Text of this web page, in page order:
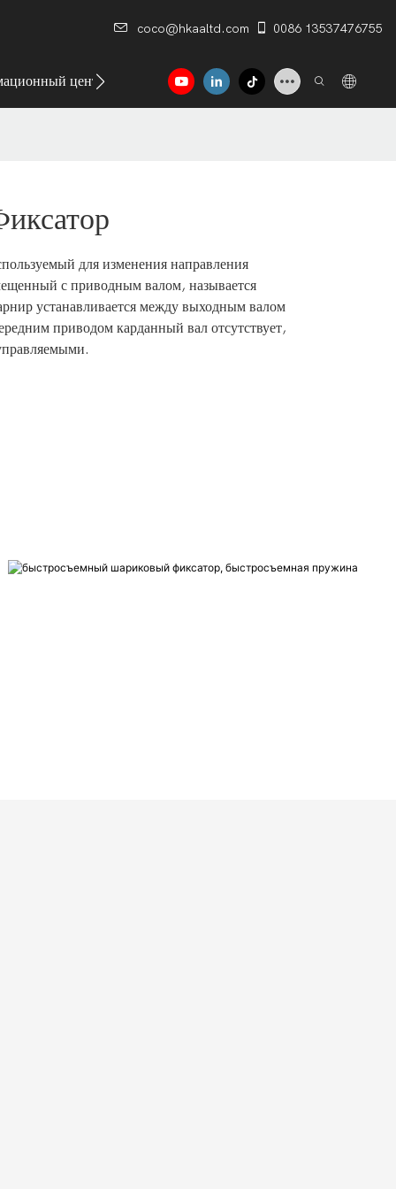
coco@hkaaltd.com 0086 13537476755
центр Контакт
для изменения направления
с приводным валом, называется
устанавливается между выходным валом
приводом карданный вал отсутствует,